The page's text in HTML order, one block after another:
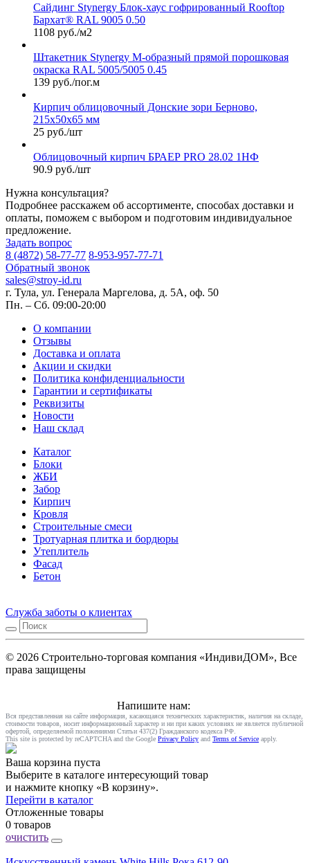
Сайдинг Stynergy Блок-хаус гофрированный Rooftop
Бархат® RAL 9005 0.50
1108 руб./м2
Штакетник Stynergy М-образный прямой порошковая
окраска RAL 5005/5005 0.45
139 руб./пог.м
Кирпич облицовочный Донские зори Берново,
215х50х65 мм
25 руб./шт
Облицовочный кирпич БРАЕР PRO 28.02 1НФ
90.9 руб./шт
Нужна консультация?
Подробнее расскажем об ассортименте, способах доставки и
оплаты, поможем с выбором и подготовим индивидуальное
предложение.
Задать вопрос
8 (4872) 58-77-77 8-953-957-77-71
Обратный звонок
sales@stroy-id.ru
г. Тула, ул. Генерала Маргелова, д. 5А, оф. 50
Пн. – Cб. 09:00-20:00
О компании
Отзывы
Доставка и оплата
Акции и скидки
Политика конфиденциальности
Гарантии и сертификаты
Реквизиты
Новости
Наш склад
Каталог
Блоки
ЖБИ
Забор
Кирпич
Кровля
Строительные смеси
Тротуарная плитка и бордюры
Утеплитель
Фасад
Бетон
Служба заботы о клиентах
© 2026 Строительно-торговая компания «ИндивиДОМ», Все
права защищены
Напишите нам:
Вся представленная на сайте информация, касающаяся технических характеристик, наличия на складе,
стоимости товаров, носит информационный характер и ни при каких условиях не является публичной
офертой, определяемой положениями Статьи 437(2) Гражданского кодекса РФ.
This site is protected by reCAPTCHA and the Google Privacy Policy and Terms of Service apply.
Ваша корзина пуста
Выберите в каталоге интересующий товар
и нажмите кнопку «В корзину».
Перейти в каталог
Отложенные товары
0 товаров
очистить